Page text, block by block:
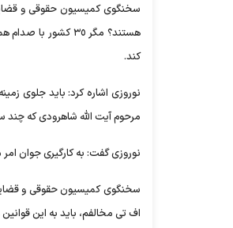
سخنگوی کمیسیون حقوقی و
هستند؟ مگر ٣٥
کند.
نوروزی اشاره کرد: باید جلوی
مرحوم آیت الله شاهرودی که چند
نوروزی گفت: به کارگیری جوان امر
سخنگوی کمیسیون حقوقی و
اف تی مخالفم، باید به این